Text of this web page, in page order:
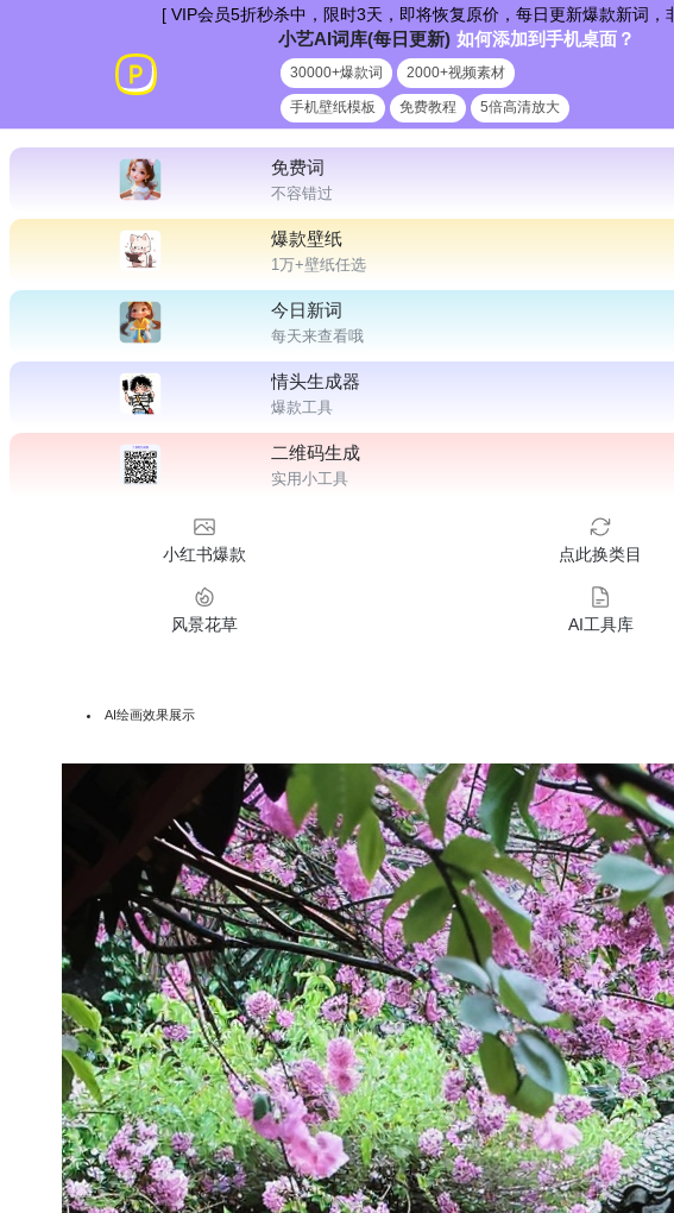
免费词
不容错过
爆款壁纸
1万+壁纸任选
今日新词
每天来查看哦
情头生成器
爆款工具
二维码生成
实用小工具
小红书爆款 点此换类目
风景花草 AI工具库
AI绘画效果展示
[ VIP会员5折秒杀中，限时3天，即将恢复原价，每日更新爆款新词，非会员点击左
小艺AI词库(每日更新) 如何添加到手机桌面？
30000+爆款词 2000+视频素材
手机壁纸模板 免费教程 5倍高清放大